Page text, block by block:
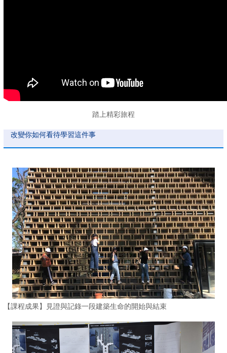
踏上精彩旅程
改變你如何看待學習這件事
【課程成果】見證與記錄一段建築生命的開始與結束